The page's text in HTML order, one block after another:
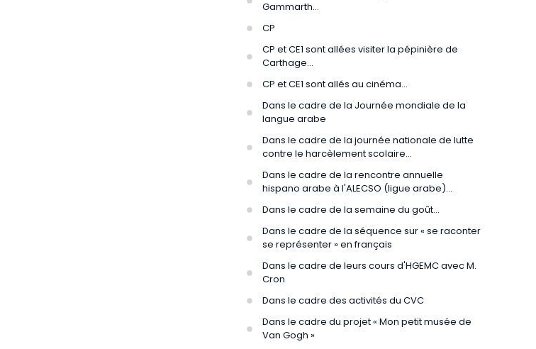
Gammarth...
CP
CP et CE1 sont allées visiter la pépinière de
Carthage...
CP et CE1 sont allés au cinéma...
Dans le cadre de la Journée mondiale de la
langue arabe
Dans le cadre de la journée nationale de lutte
contre le harcèlement scolaire...
Dans le cadre de la rencontre annuelle
hispano arabe à l'ALECSO (ligue arabe)...
Dans le cadre de la semaine du goût...
Dans le cadre de la séquence sur « se raconter
se représenter » en français
Dans le cadre de leurs cours d'HGEMC avec M.
Cron
Dans le cadre des activités du CVC
Dans le cadre du projet « Mon petit musée de
Van Gogh »